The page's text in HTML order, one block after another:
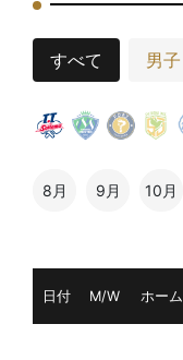
すべて 男子
8月 9月 10月
日付 M/W ホーム